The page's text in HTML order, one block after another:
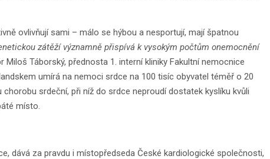
ovlivňují sami – málo se hýbou a nesportují, mají špatnou
zátěží významně přispívá k vysokým počtům onemocnění
Táborský, přednosta 1. interní kliniky Fakultní nemocnice
umírá na nemoci srdce na 100 tisíc obyvatel téměř o 20
srdeční, při níž do srdce neproudí dostatek kyslíku kvůli
místo.
dává za pravdu i místopředseda České kardiologické společnosti,